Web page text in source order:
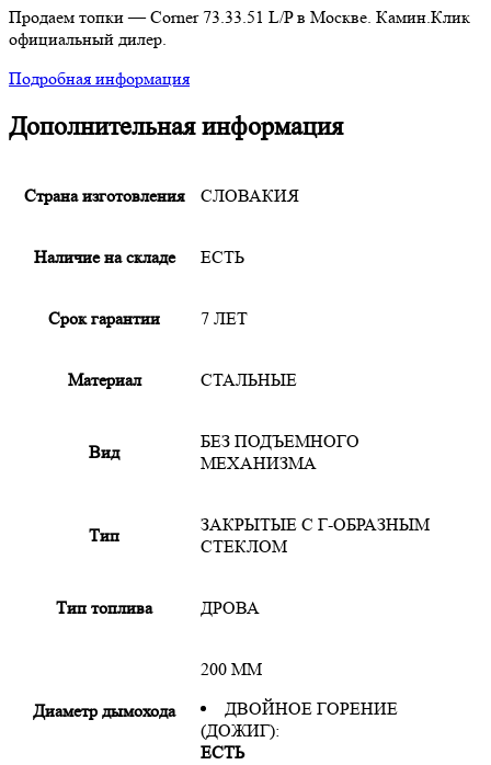
Продаем топки — Corner 73.33.51 L/P в Москве. Камин.Клик
официальный дилер.
Подробная информация
Дополнительная информация
Страна изготовления СЛОВАКИЯ
Наличие на складе ЕСТЬ
Срок гарантии 7 ЛЕТ
Материал СТАЛЬНЫЕ
Вид
БЕЗ ПОДЪЕМНОГО
МЕХАНИЗМА
Тип
ЗАКРЫТЫЕ С Г-ОБРАЗНЫМ
СТЕКЛОМ
Тип топлива ДРОВА
Диаметр дымохода
200 ММ
ДВОЙНОЕ ГОРЕНИЕ
(ДОЖИГ):
ЕСТЬ